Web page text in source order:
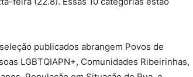
publicados abrangem Povos de
LGBTQIAPN+, Comunidades Ribeirinhas,